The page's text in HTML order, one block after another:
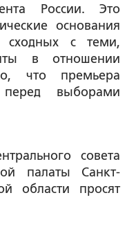
России. Это
основания
сходных с теми,
в отношении
что премьера
выборами
совета
палаты Санкт-
области просят